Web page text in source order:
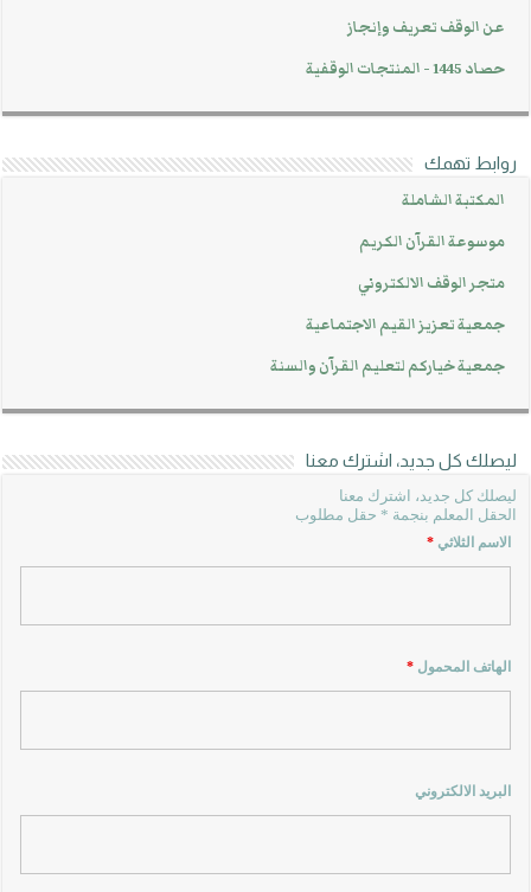
عن الوقف تعريف وإنجاز
حصاد 1445 - المنتجات الوقفية
روابط تهمك
المكتبة الشاملة
موسوعة القرآن الكريم
متجر الوقف الالكتروني
جمعية تعزيز القيم الاجتماعية
جمعية خياركم لتعليم القرآن والسنة
ليصلك كل جديد، اشترك معنا
ليصلك كل جديد، اشترك معنا
الحقل المعلم بنجمة * حقل مطلوب
الاسم الثلاثي*
الهاتف المحمول*
البريد الالكتروني